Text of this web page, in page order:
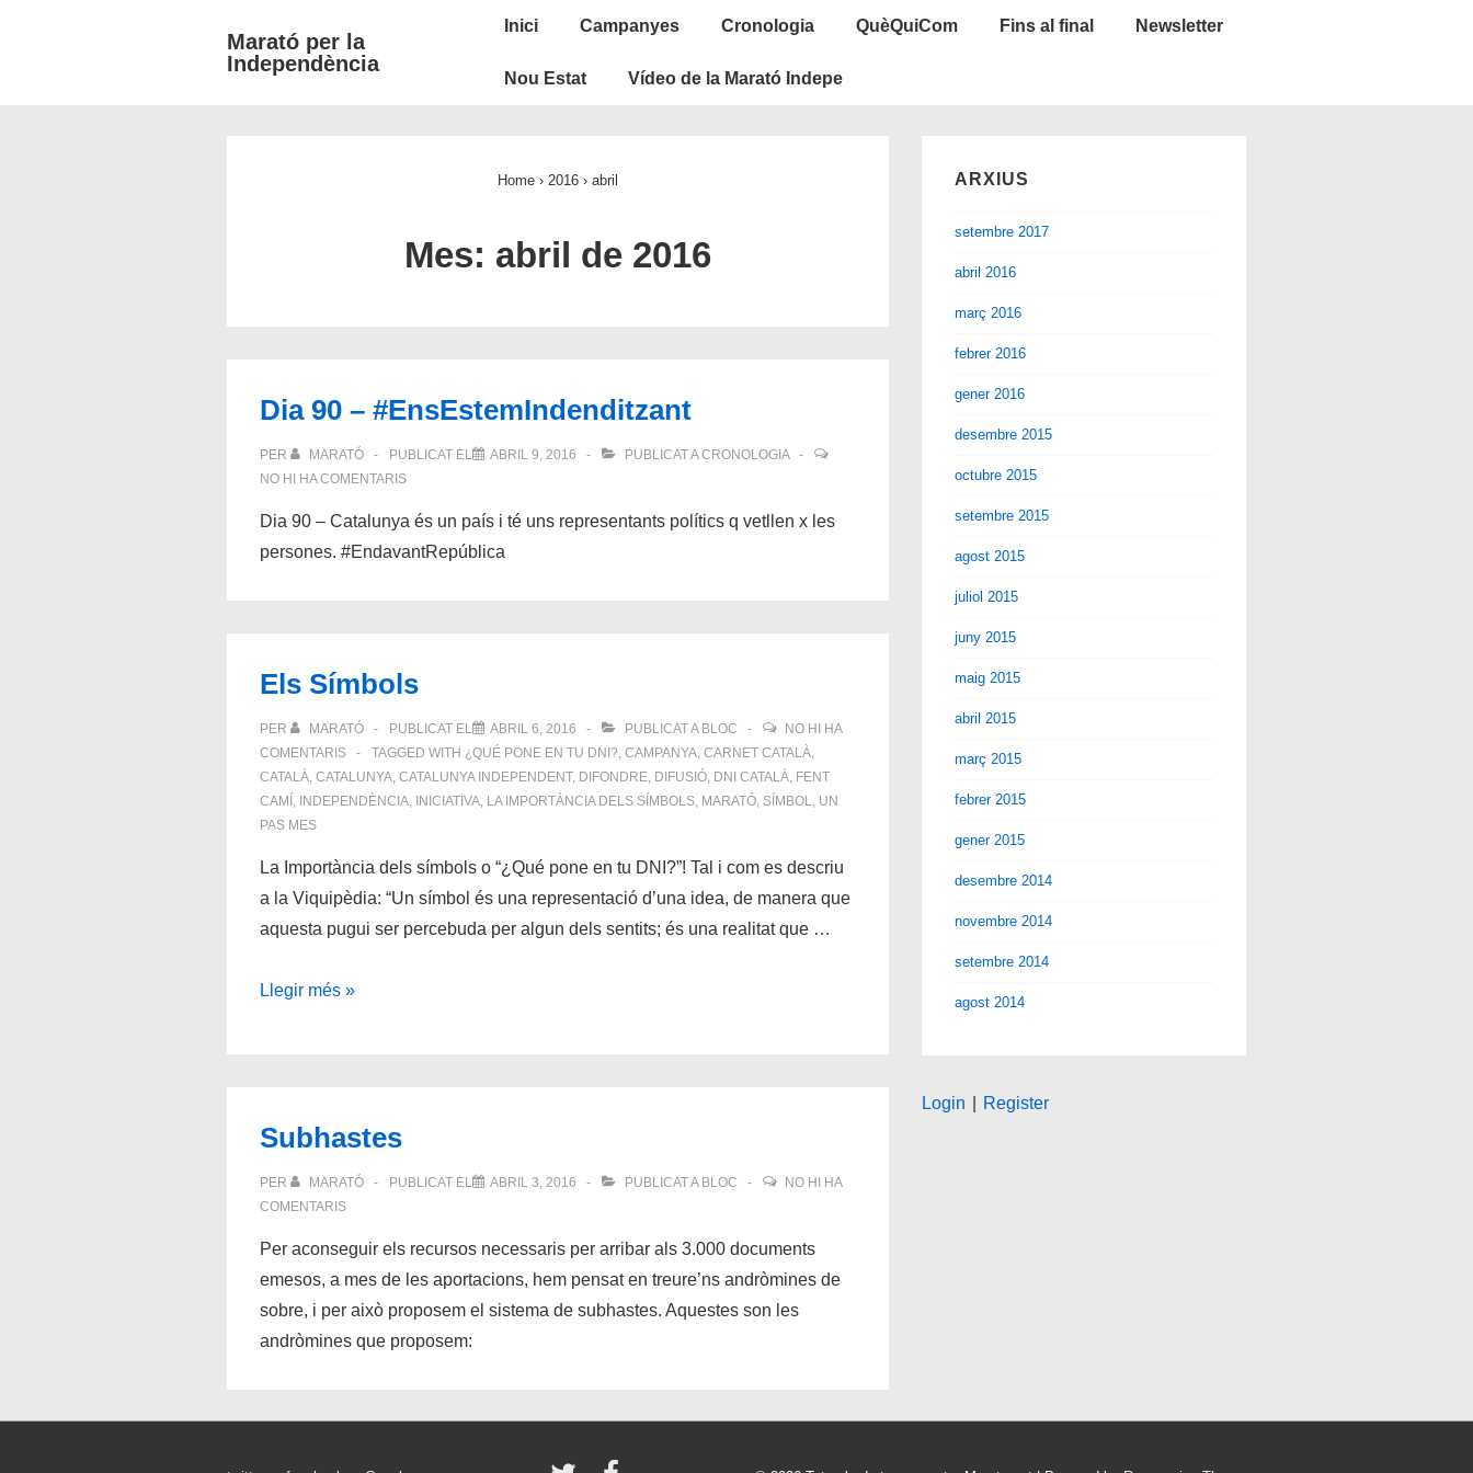
Marató per la
Independència
Navegació
Inici Campanyes Cronologia QuèQuiCom Fins al final Newsletter
Nou Estat Vídeo de la Marató Indepe
Home › 2016 › abril
Mes: abril de 2016
Dia 90 – #EnsEstemIndenditzant
PER MARATÓ PUBLICAT EL ABRIL 9, 2016 PUBLICAT ACRONOLOGIA
NO HI HA COMENTARIS
Dia 90 – Catalunya és un país i té uns representants polítics q vetllen x les
persones. #EndavantRepública
Els Símbols
PER MARATÓ PUBLICAT EL ABRIL 6, 2016 PUBLICAT A BLOC
NO HI HA
COMENTARIS
TAGGED WITH ¿QUÉ PONE EN TU DNI?, CAMPANYA, CARNET CATALÀ,
CATALÀ, CATALUNYA, CATALUNYA INDEPENDENT, DIFONDRE, DIFUSIÓ, DNI CATALÀ, FENT
CAMÍ , INDEPENDÈNCIA, INICIATIVA, LA IMPORTÀNCIA DELS SÍMBOLS, MARATÓ, SÍMBOL, UN
PAS MES
La Importància dels símbols o “¿Qué pone en tu DNI?”! Tal i com es descriu
a la Viquipèdia: “Un símbol és una representació d’una idea, de manera que
aquesta pugui ser percebuda per algun dels sentits; és una realitat que …
Els
Llegir més »
Subhastes
PER MARATÓ PUBLICAT EL ABRIL 3, 2016 PUBLICAT A BLOC
NO HI HA
COMENTARIS
Per aconseguir els recursos necessaris per arribar als 3.000 documents
emesos, a mes de les aportacions, hem pensat en treure’ns andròmines de
sobre, i per això proposem el sistema de subhastes. Aquestes son les
andròmines que proposem:
ARXIUS
setembre 2017
abril 2016
març 2016
febrer 2016
gener 2016
desembre 2015
octubre 2015
setembre 2015
agost 2015
juliol 2015
juny 2015
maig 2015
abril 2015
març 2015
febrer 2015
gener 2015
desembre 2014
novembre 2014
setembre 2014
agost 2014
Login Register